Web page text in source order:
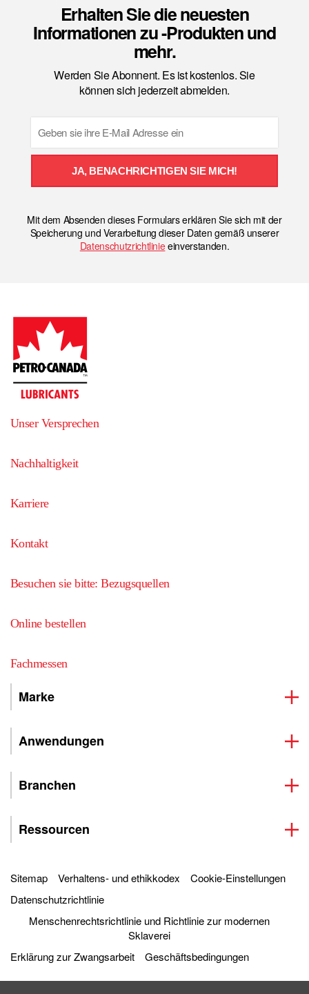
Erhalten Sie die neuesten
Informationen zu -Produkten und
mehr.
Werden Sie Abonnent. Es ist kostenlos. Sie
können sich jederzeit abmelden.
JA, BENACHRICHTIGEN SIE MICH!
Mit dem Absenden dieses Formulars erklären Sie sich mit der
Speicherung und Verarbeitung dieser Daten gemäß unserer
Datenschutzrichtlinieeinverstanden.
Unser Versprechen
Nachhaltigkeit
Karriere
Kontakt
Besuchen sie bitte: Bezugsquellen
Online bestellen
Fachmessen
Marke
Anwendungen
Branchen
Ressourcen
Sitemap Verhaltens- und ethikkodex
Cookie-Einstellungen
Datenschutzrichtlinie
Menschenrechtsrichtlinie und Richtlinie zur modernen
Sklaverei
Erklärung zur Zwangsarbeit
Geschäftsbedingungen